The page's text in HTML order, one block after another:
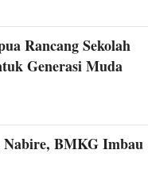
Rancang Sekolah
Generasi Muda
Nabire, BMKG Imbau